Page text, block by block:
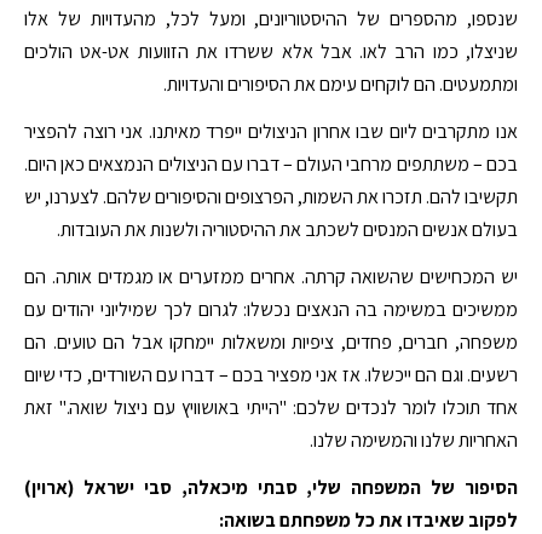
שנספו, מהספרים של ההיסטוריונים, ומעל לכל, מהעדויות של אלו
שניצלו, כמו הרב לאו. אבל אלא ששרדו את הזוועות אט-אט הולכים
ומתמעטים. הם לוקחים עימם את הסיפורים והעדויות.
אנו מתקרבים ליום שבו אחרון הניצולים ייפרד מאיתנו. אני רוצה להפציר
בכם – משתתפים מרחבי העולם – דברו עם הניצולים הנמצאים כאן היום.
תקשיבו להם. תזכרו את השמות, הפרצופים והסיפורים שלהם. לצערנו, יש
בעולם אנשים המנסים לשכתב את ההיסטוריה ולשנות את העובדות.
יש המכחישים שהשואה קרתה. אחרים ממזערים או מגמדים אותה. הם
ממשיכים במשימה בה הנאצים נכשלו: לגרום לכך שמיליוני יהודים עם
משפחה, חברים, פחדים, ציפיות ומשאלות יימחקו אבל הם טועים. הם
רשעים. וגם הם ייכשלו. אז אני מפציר בכם – דברו עם השורדים, כדי שיום
אחד תוכלו לומר לנכדים שלכם: "הייתי באושוויץ עם ניצול שואה." זאת
האחריות שלנו והמשימה שלנו.
הסיפור של המשפחה שלי, סבתי מיכאלה, סבי ישראל (ארוין)
לפקוב שאיבדו את כל משפחתם בשואה: